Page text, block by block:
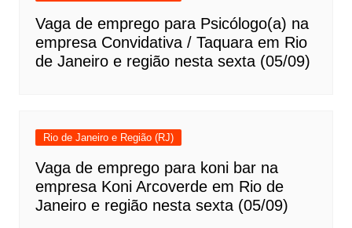
Vaga de emprego para Psicólogo(a) na
empresa Convidativa / Taquara em Rio
de Janeiro e região nesta sexta (05/09)
Rio de Janeiro e Região (RJ)
Vaga de emprego para koni bar na
empresa Koni Arcoverde em Rio de
Janeiro e região nesta sexta (05/09)